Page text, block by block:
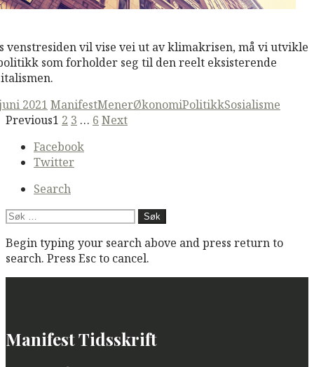
venstresiden vil vise vei ut av klimakrisen, må vi utvikle
som forholder seg til den reelt eksisterende
2021 ManifestMenerØkonomiPolitikkSosialisme
Posts
navigation
Previous1 2 3 … 6 Next
Secondary
navigation
Facebook
Twitter
Search
Søk
Begin typing your search above and press return to
search. Press Esc to cancel.
Manifest Tidsskrift